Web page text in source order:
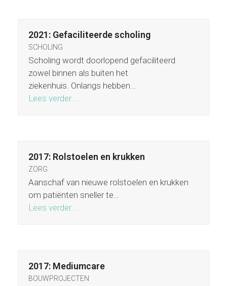
2021: Gefaciliteerde scholing
SCHOLING
Scholing wordt doorlopend gefaciliteerd
zowel binnen als buiten het
ziekenhuis. Onlangs hebben…
Lees verder....
2017: Rolstoelen en krukken
ZORG
Aanschaf van nieuwe rolstoelen en krukken
om patiënten sneller te…
Lees verder....
2017: Mediumcare
BOUWPROJECTEN